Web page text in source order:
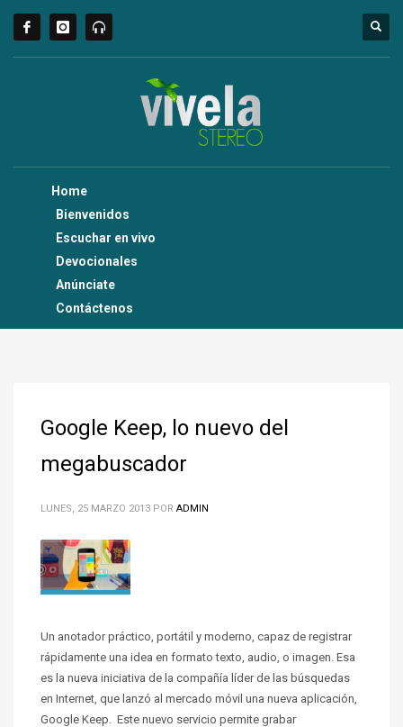
Home
Bienvenidos
Escuchar en vivo
Devocionales
Anúnciate
Contáctenos
Google Keep, lo nuevo del
megabuscador
LUNES, 25 MARZO 2013 POR ADMIN
Un anotador práctico, portátil y moderno, capaz de registrar
rápidamente una idea en formato texto, audio, o imagen. Esa
es la nueva iniciativa de la compañía líder de las búsquedas
en Internet, que lanzó al mercado móvil una nueva aplicación,
Google Keep. Este nuevo servicio permite grabar